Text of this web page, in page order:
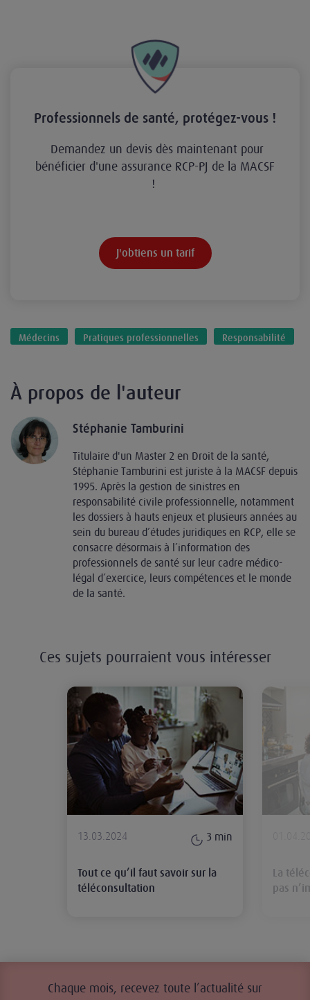
Professionnels de santé, protégez-vous !
Demandez un devis dès maintenant pour
bénéficier d'une assurance RCP-PJ de la MACSF
!
J'obtiens un tarif
Médecins Pratiques professionnelles Responsabilité
À propos de l'auteur
Stéphanie Tamburini
Titulaire d'un Master 2 en Droit de la santé,
Stéphanie Tamburini est juriste à la MACSF depuis
1995. Après la gestion de sinistres en
responsabilité civile professionnelle, notamment
les dossiers à hauts enjeux et plusieurs années au
sein du bureau d’études juridiques en RCP, elle se
consacre désormais à l’information des
professionnels de santé sur leur cadre médico-
légal d’exercice, leurs compétences et le monde
de la santé.
Ces sujets pourraient vous intéresser
Tout ce qu’il faut savoir sur la
13.03.2024 3 min
Tout ce qu’il faut savoir sur la
téléconsultation
La
pas
Chaque mois, recevez toute l’actualité sur